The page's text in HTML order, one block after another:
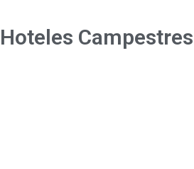
Hoteles